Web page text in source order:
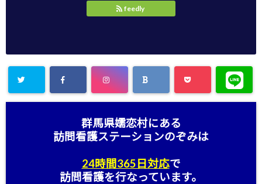
feedly
群馬県嬬恋村にある
訪問看護ステーションのぞみは
24時間365日対応で
訪問看護を行なっています。